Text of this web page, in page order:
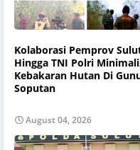
Kolaborasi Pemprov
Hingga TNI Polri
Kebakaran Hutan Di
Soputan
August 04, 2026